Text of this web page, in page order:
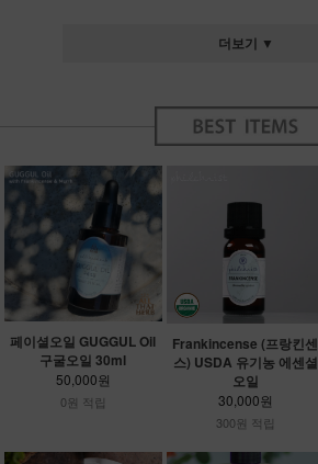
더보기 ▼
페이셜오일 GUGGUL Oil
구굴오일 30ml
50,000원
0원 적립
Frankincense (프랑킨센
스) USDA 유기농 에센셜
오일
30,000원
300원 적립